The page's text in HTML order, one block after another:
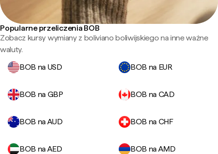
Popularne przeliczenia BOB
Zobacz kursy wymiany z boliviano boliwijskiego na inne ważne
waluty.
BOB na USD
BOB na EUR
BOB na GBP BOB na CAD
BOB na AUD BOB na CHF
BOB na AED
BOB na AMD